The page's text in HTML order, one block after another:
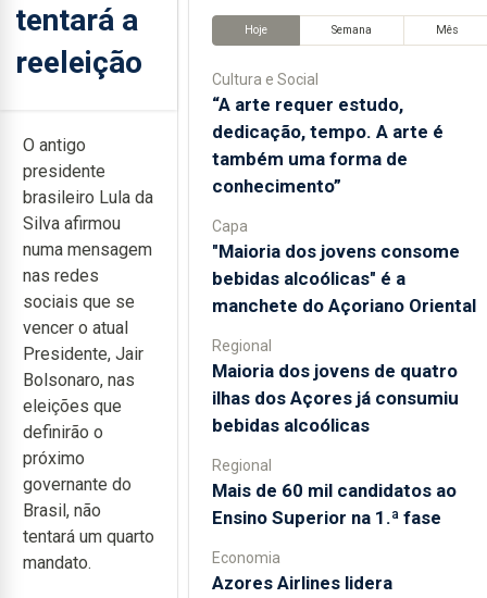
tentará a
reeleição
O antigo
presidente
brasileiro Lula da
Silva afirmou
numa mensagem
nas redes
sociais que se
vencer o atual
Presidente, Jair
Bolsonaro, nas
eleições que
definirão o
próximo
governante do
Brasil, não
tentará um quarto
mandato.
Hoje Semana Mês
Cultura e Social
“A arte requer estudo,
dedicação, tempo. A arte é
também uma forma de
conhecimento”
Capa
"Maioria dos jovens consome
bebidas alcoólicas" é a
manchete do Açoriano Oriental
Regional
Maioria dos jovens de quatro
ilhas dos Açores já consumiu
bebidas alcoólicas
Regional
Mais de 60 mil candidatos ao
Ensino Superior na 1.ª fase
Economia
Azores Airlines lidera